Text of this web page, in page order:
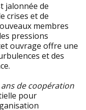
jalonnée de
crises et de
membres
pressions
ouvrage offre une
et des
ans de coopération
pour